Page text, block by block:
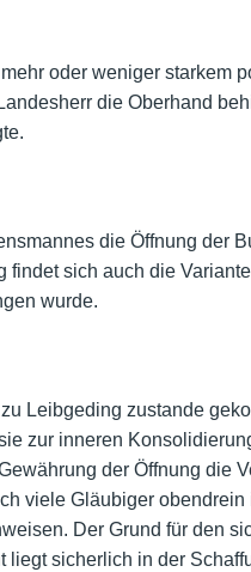
oder weniger starkem
die Oberhand
die Öffnung der
sich auch die
wurde.
Leibgeding zustande
zur inneren
der Öffnung die
viele Gläubiger
Der Grund für den
sicherlich in der